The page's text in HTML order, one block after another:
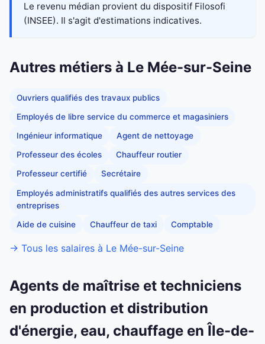
Le revenu médian provient du dispositif Filosofi
(INSEE). Il s'agit d'estimations indicatives.
Autres métiers à Le Mée-sur-Seine
Ouvriers qualifiés des travaux publics
Employés de libre service du commerce et magasiniers
Ingénieur informatique Agent de nettoyage
Professeur des écoles Chauffeur routier
Professeur certifié Secrétaire
Employés administratifs qualifiés des autres services des
entreprises
Aide de cuisine Chauffeur de taxi Comptable
→ Tous les salaires à Le Mée-sur-Seine
Agents de maîtrise et techniciens
en production et distribution
d'énergie, eau, chauffage en Île-de-